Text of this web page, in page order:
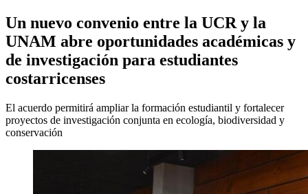
Un nuevo convenio entre la UCR y la
UNAM abre oportunidades académicas y
de investigación para estudiantes
costarricenses
El acuerdo permitirá ampliar la formación estudiantil y fortalecer
proyectos de investigación conjunta en ecología, biodiversidad y
conservación